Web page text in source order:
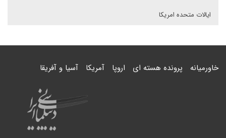
ایالات متحده امریکا
خاورمیانه پرونده هسته ای اروپا آمریکا آسیا و آفریقا